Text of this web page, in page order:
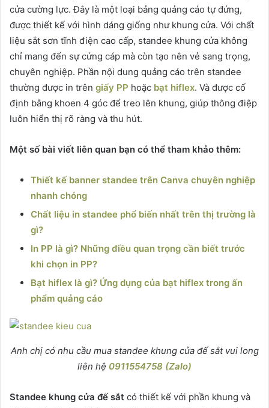
cửa cường lực. Đây là một loại bảng quảng cáo tự đứng,
được thiết kế với hình dáng giống như khung cửa. Với chất
liệu sắt sơn tĩnh điện cao cấp, standee khung cửa không
chỉ mang đến sự cứng cáp mà còn tạo nên vẻ sang trọng,
chuyên nghiệp. Phần nội dung quảng cáo trên standee
thường được in trên giấy PP hoặc bạt hiflex. Và được cố
định bằng khoen 4 góc để treo lên khung, giúp thông điệp
luôn hiển thị rõ ràng và thu hút.
Một số bài viết liên quan bạn có thể tham khảo thêm:
Thiết kế banner standee trên Canva chuyên nghiệp
nhanh chóng
Chất liệu in standee phổ biến nhất trên thị trường là
gì?
In PP là gì? Những điều quan trọng cần biết trước
khi chọn in PP?
Bạt hiflex là gì? Ứng dụng của bạt hiflex trong ấn
phẩm quảng cáo
Anh chị có nhu cầu mua standee khung cửa đế sắt vui long
liên hệ 0911554758 (Zalo)
Standee khung cửa đế sắt có thiết kế với phần khung và